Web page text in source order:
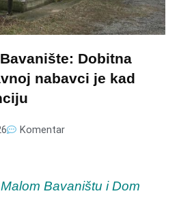
Dobitna
nabavci je kad
Komentar
Bavaništu i Dom